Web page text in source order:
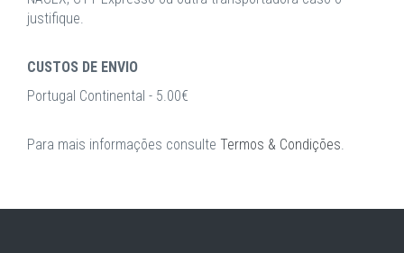
justifique.
CUSTOS DE ENVIO
Portugal Continental - 5.00€
Para mais informações consulte Termos & Condições.